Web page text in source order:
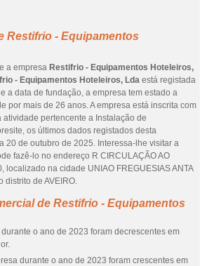
Restifrio - Equipamentos
a empresa Restifrio - Equipamentos Hoteleiros,
- Equipamentos Hoteleiros, Lda está registada
a data de fundação, a empresa tem estado a
por mais de 26 anos. A empresa está inscrita com
pertencente a Instalação de
os últimos dados registados desta
20 de outubro de 2025. Interessa-lhe visitar a
fazê-lo no endereço R CIRCULAÇÃO AO
localizado na cidade UNIAO FREGUESIAS ANTA
distrito de AVEIRO.
de Restifrio - Equipamentos
o ano de 2023 foram decrescentes em
durante o ano de 2023 foram crescentes em